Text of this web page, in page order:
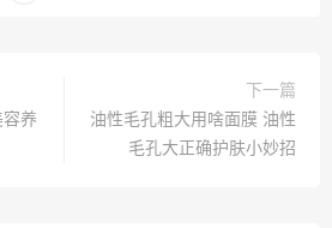
养
下一篇
油性毛孔粗大用啥面膜 油性
毛孔大正确护肤小妙招